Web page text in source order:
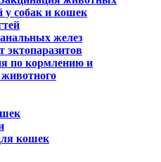
у собак и кошек
желез
эктопаразитов
по кормлению и
кошек